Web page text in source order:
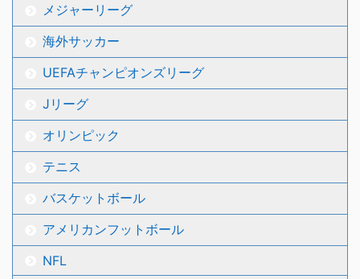
メジャーリーグ
海外サッカー
UEFAチャンピオンズリーグ
Jリーグ
オリンピック
テニス
バスケットボール
アメリカンフットボール
NFL